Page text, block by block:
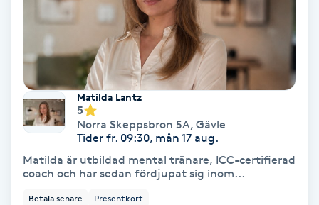
Idrottsmassage
IPL
IPL hårborttagning
IR-massage
Japansk massage
Matilda Lantz
5
Norra Skeppsbron 5A, Gävle
Tider fr. 09:30, mån 17 aug.
Matilda är utbildad mental tränare, ICC-certifierad
coach och har sedan fördjupat sig inom...
Betala senare Presentkort